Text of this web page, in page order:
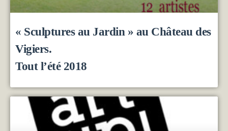
« Sculptures au Jardin » au Château des
Vigiers.
Tout l’été 2018